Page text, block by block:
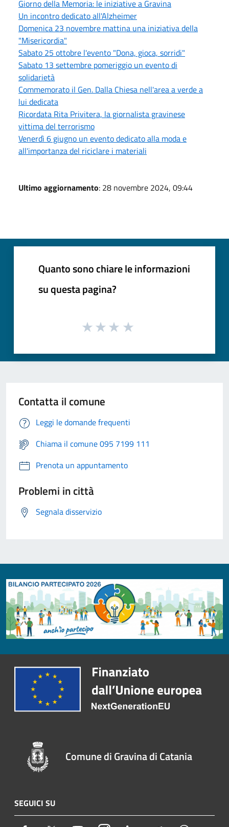
Giorno della Memoria: le iniziative a Gravina
Un incontro dedicato all'Alzheimer
Domenica 23 novembre mattina una iniziativa della
"Misericordia"
Sabato 25 ottobre l'evento "Dona, gioca, sorridi"
Sabato 13 settembre pomeriggio un evento di
solidarietà
Commemorato il Gen. Dalla Chiesa nell'area a verde a
lui dedicata
Ricordata Rita Privitera, la giornalista gravinese
vittima del terrorismo
Venerdì 6 giugno un evento dedicato alla moda e
all'importanza del riciclare i materiali
Ultimo aggiornamento: 28 novembre 2024, 09:44
Quanto sono chiare le informazioni
su questa pagina?
Contatta il comune
Leggi le domande frequenti
Chiama il comune 095 7199 111
Prenota un appuntamento
Problemi in città
Segnala disservizio
Comune di Gravina di Catania
SEGUICI SU